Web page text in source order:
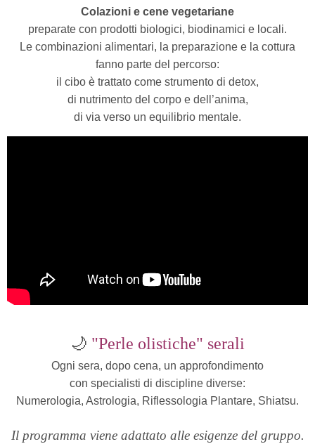
Colazioni e cene vegetariane
preparate con prodotti biologici, biodinamici e locali.
Le combinazioni alimentari, la preparazione e la cottura
fanno parte del percorso:
il cibo è trattato come strumento di detox,
di nutrimento del corpo e dell’anima,
di via verso un equilibrio mentale.
🌙 "Perle olistiche" serali
Ogni sera, dopo cena, un approfondimento
con specialisti di discipline diverse:
Numerologia, Astrologia, Riflessologia Plantare, Shiatsu.
Il programma viene adattato alle esigenze del gruppo.